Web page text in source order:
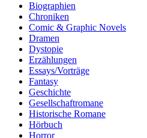
Biographien
Chroniken
Comic & Graphic Novels
Dramen
Dystopie
Erzählungen
Essays/Vorträge
Fantasy
Geschichte
Gesellschaftromane
Historische Romane
Hörbuch
Horror